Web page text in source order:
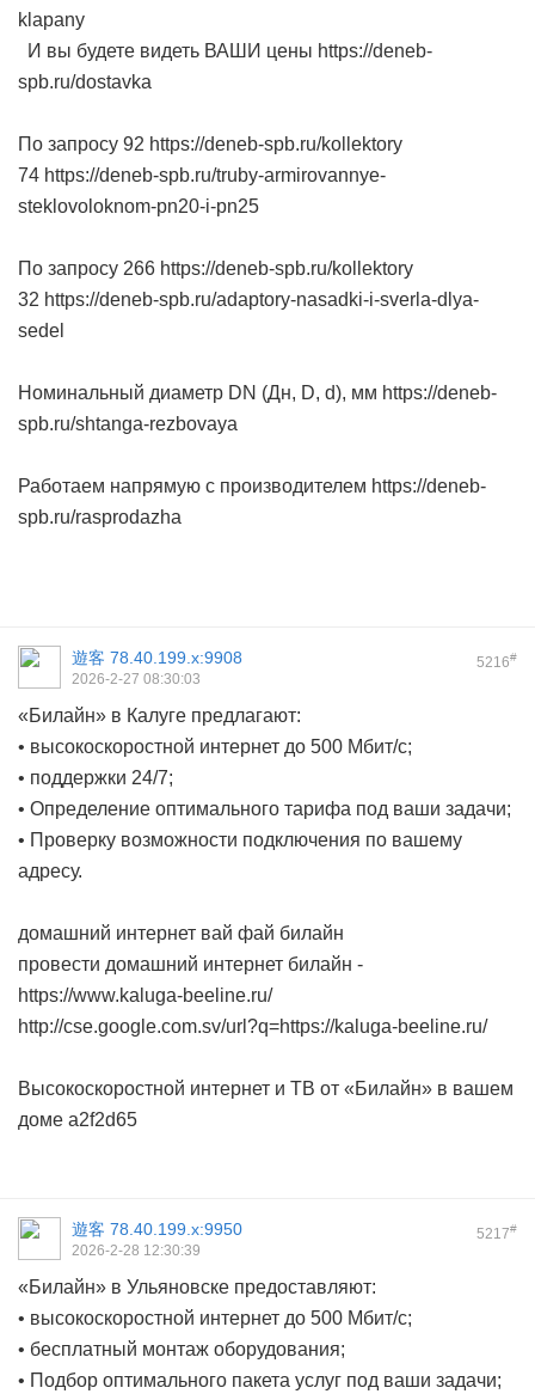
klapany
И вы будете видеть ВАШИ цены https://deneb-
spb.ru/dostavka
По запросу 92 https://deneb-spb.ru/kollektory
74 https://deneb-spb.ru/truby-armirovannye-
steklovoloknom-pn20-i-pn25
По запросу 266 https://deneb-spb.ru/kollektory
32 https://deneb-spb.ru/adaptory-nasadki-i-sverla-dlya-
sedel
Номинальный диаметр DN (Дн, D, d), мм https://deneb-
spb.ru/shtanga-rezbovaya
Работаем напрямую с производителем https://deneb-
spb.ru/rasprodazha
5216#
遊客 78.40.199.x:9908
2026-2-27 08:30:03
«Билайн» в Калуге предлагают:
• высокоскоростной интернет до 500 Мбит/с;
• поддержки 24/7;
• Определение оптимального тарифа под ваши задачи;
• Проверку возможности подключения по вашему
адресу.
домашний интернет вай фай билайн
провести домашний интернет билайн -
https://www.kaluga-beeline.ru/
http://cse.google.com.sv/url?q=https://kaluga-beeline.ru/
Высокоскоростной интернет и ТВ от «Билайн» в вашем
доме a2f2d65
5217#
遊客 78.40.199.x:9950
2026-2-28 12:30:39
«Билайн» в Ульяновске предоставляют:
• высокоскоростной интернет до 500 Мбит/с;
• бесплатный монтаж оборудования;
• Подбор оптимального пакета услуг под ваши задачи;